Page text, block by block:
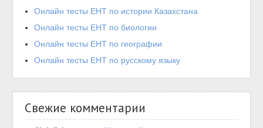
Онлайн тесты ЕНТ по истории Казахстана
Онлайн тесты ЕНТ по биологии
Онлайн тесты ЕНТ по географии
Онлайн тесты ЕНТ по русскому языку
Свежие комментарии